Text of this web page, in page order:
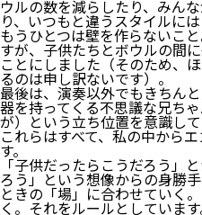
ウルの数を減らしたり、みん
り、いつもと違うスタイルに
もうひとつは壁を作らないこ
すが、子供たちとボウルの間
ことにしました（そのため、
るのは申し訳ないです）。
最後は、演奏以外でもきちん
器を持ってくる不思議な兄ち
が）という立ち位置を意識して
これらはすべて、私の中から
す。
「子供だったらこうだろう」
ろう」という想像からの身勝
ときの「場」に合わせていく
く。それをルールとしています